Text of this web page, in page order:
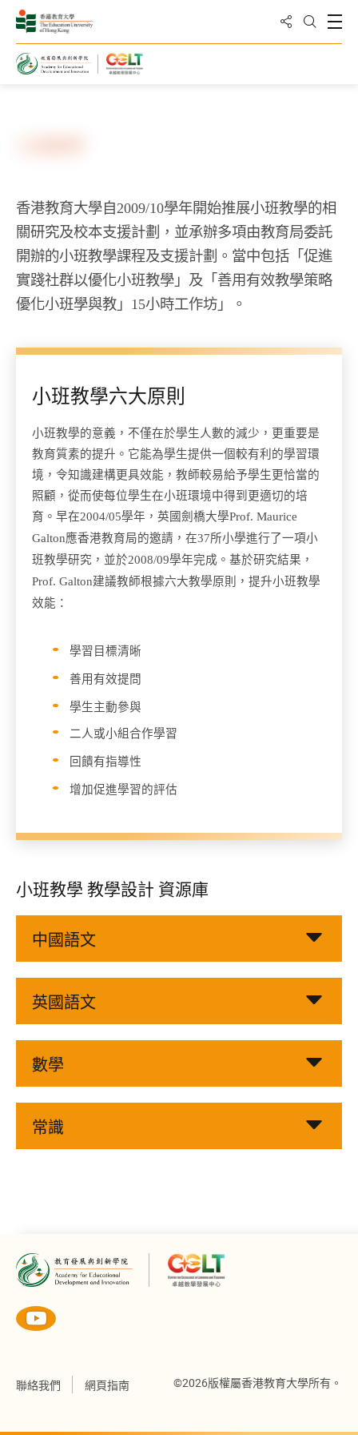
分享到打開搜
打
香港教育大學自2009/10學年開始推展小班教學的相
關研究及校本支援計劃，並承辦多項由教育局委託
開辦的小班教學課程及支援計劃。當中包括「促進
實踐社群以優化小班教學」及「善用有效教學策略
優化小班學與教」 15小時工作坊」。
小班教學六大原則
小班教學的意義，不僅在於學生人數的減少，更重要是
教育質素的提升。它能為學生提供一個較有利的學習環
境，令知識建構更具效能，教師較易給予學生更恰當的
照顧，從而使每位學生在小班環境中得到更適切的培
育。 早在2004/05學年，英國劍橋大學Prof. Maurice
Galton應香港教育局的邀請，在37所小學進行了一項小
班教學研究，並於2008/09學年完成。基於研究結果，
Prof. Galton建議教師根據六大教學原則，提升小班教學
效能：
學習目標清晰
善用有效提問
學生主動參與
二人或小組合作學習
回饋有指導性
增加促進學習的評估
小班教學 教學設計 資源庫
中國語文
英國語文
數學
常識
聯絡我們 網頁指南 ©2026版權屬香港教育大學所有。